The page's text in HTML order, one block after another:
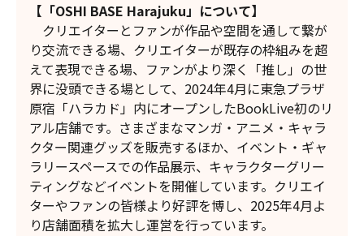
【「OSHI BASE Harajuku」について】
クリエイターとファンが作品や空間を通して繋が
り交流できる場、クリエイターが既存の枠組みを超
えて表現できる場、ファンがより深く「推し」の世
界に没頭できる場として、2024年4月に東急プラザ
原宿「ハラカド」内にオープンしたBookLive初のリ
アル店舗です。さまざまなマンガ・アニメ・キャラ
クター関連グッズを販売するほか、イベント・ギャ
ラリースペースでの作品展示、キャラクターグリー
ティングなどイベントを開催しています。クリエイ
ターやファンの皆様より好評を博し、2025年4月よ
り店舗面積を拡大し運営を行っています。